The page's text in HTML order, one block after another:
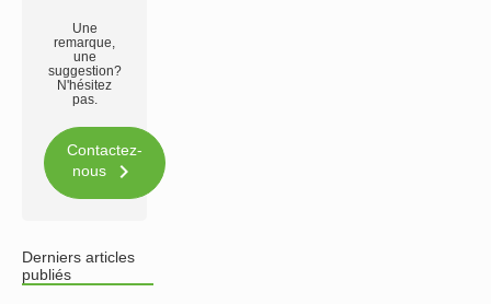
Une
remarque,
une
suggestion?
N'hésitez
pas.
Contactez-
nous

Derniers articles
publiés